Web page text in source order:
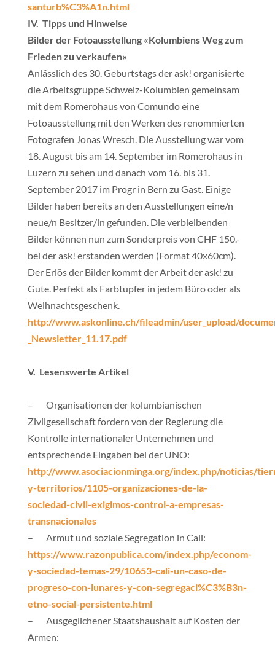
santurb%C3%A1n.html
IV. Tipps und Hinweise
Bilder der Fotoausstellung «Kolumbiens Weg zum
Frieden zu verkaufen»
Anlässlich des 30. Geburtstags der ask! organisierte
die Arbeitsgruppe Schweiz-Kolumbien gemeinsam
mit dem Romerohaus von Comundo eine
Fotoausstellung mit den Werken des renommierten
Fotografen Jonas Wresch. Die Ausstellung war vom
18. August bis am 14. September im Romerohaus in
Luzern zu sehen und danach vom 16. bis 31.
September 2017 im Progr in Bern zu Gast. Einige
Bilder haben bereits an den Ausstellungen eine/n
neue/n Besitzer/in gefunden. Die verbleibenden
Bilder können nun zum Sonderpreis von CHF 150.-
bei der ask! erstanden werden (Format 40x60cm).
Der Erlös der Bilder kommt der Arbeit der ask! zu
Gute. Perfekt als Farbtupfer in jedem Büro oder als
Weihnachtsgeschenk.
http://www.askonline.ch/fileadmin/user_upload/
_Newsletter_11.17.pdf
V. Lesenswerte Artikel
– Organisationen der kolumbianischen
Zivilgesellschaft fordern von der Regierung die
Kontrolle internationaler Unternehmen und
entsprechende Eingaben bei der UNO:
http://www.asociacionminga.org/index.php/noticias/
y-territorios/1105-organizaciones-de-la-
sociedad-civil-exigimos-control-a-empresas-
transnacionales
– Armut und soziale Segregation in Cali:
https://www.razonpublica.com/index.php/econom-
y-sociedad-temas-29/10653-cali-un-caso-de-
progreso-con-lunares-y-con-segregaci%C3%B3n-
etno-social-persistente.html
– Ausgeglichener Staatshaushalt auf Kosten der
Armen: